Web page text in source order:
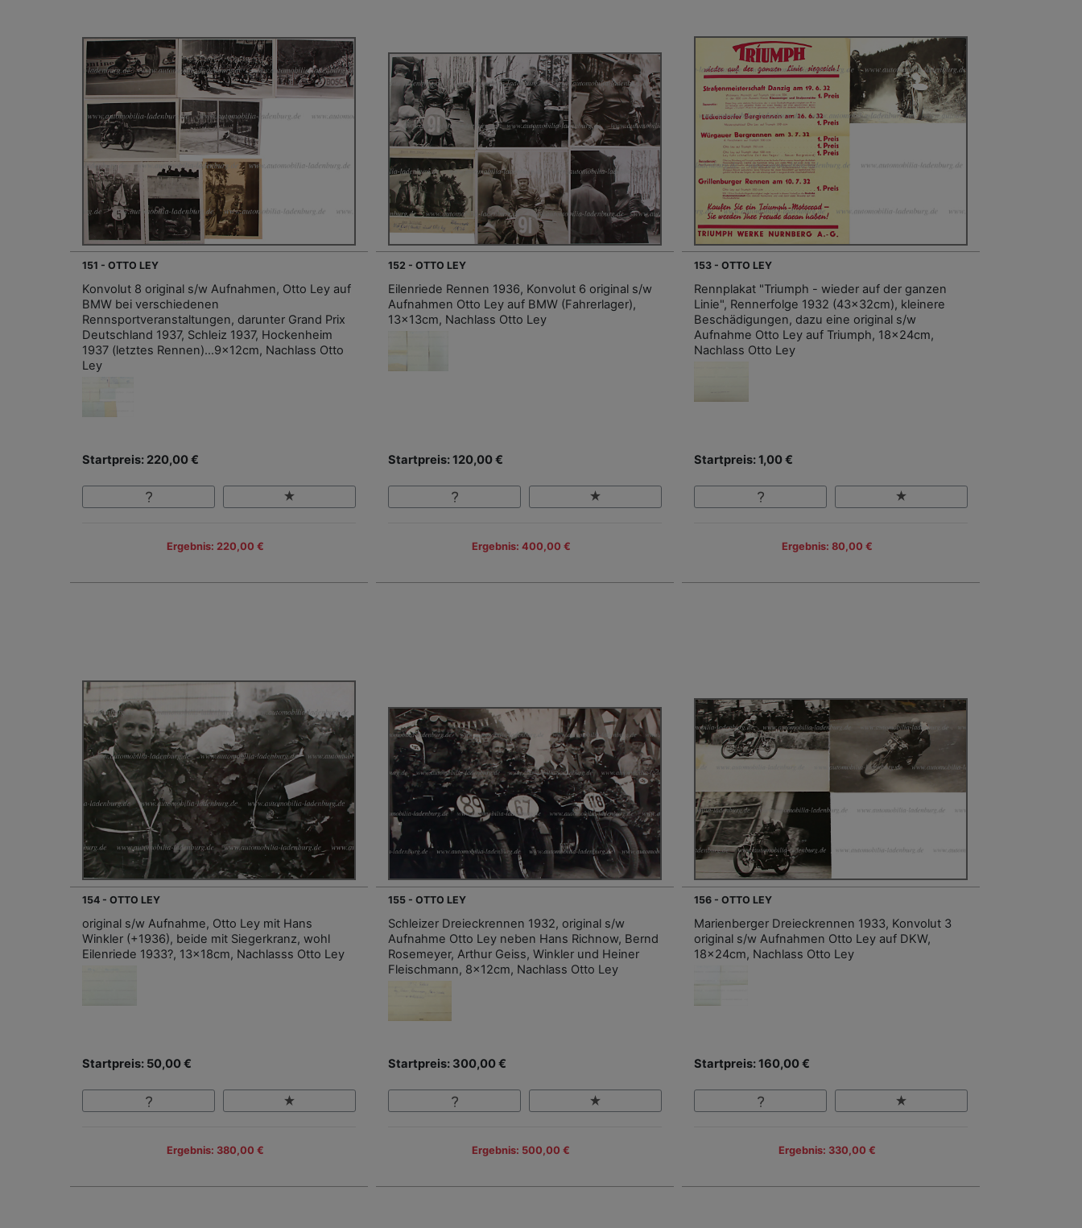
151 - OTTO LEY
Konvolut 8 original s/w Aufnahmen, Otto Ley auf
BMW bei verschiedenen
Rennsportveranstaltungen, darunter Grand Prix
Deutschland 1937, Schleiz 1937, Hockenheim
1937 (letztes Rennen)…9x12cm, Nachlass Otto
Ley
Startpreis: 220,00 €
Ergebnis: 220,00 €
152 - OTTO LEY
Eilenriede Rennen 1936, Konvolut 6 original s/w
Aufnahmen Otto Ley auf BMW (Fahrerlager),
13x13cm, Nachlass Otto Ley
Startpreis: 120,00 €
Ergebnis: 400,00 €
153 - OTTO LEY
Rennplakat "Triumph - wieder auf der ganzen
Linie", Rennerfolge 1932 (43x32cm), kleinere
Beschädigungen, dazu eine original s/w
Aufnahme Otto Ley auf Triumph, 18x24cm,
Nachlass Otto Ley
Startpreis: 1,00 €
Ergebnis: 80,00 €
154 - OTTO LEY
original s/w Aufnahme, Otto Ley mit Hans
Winkler (+1936), beide mit Siegerkranz, wohl
Eilenriede 1933?, 13x18cm, Nachlasss Otto Ley
Startpreis: 50,00 €
Ergebnis: 380,00 €
155 - OTTO LEY
Schleizer Dreieckrennen 1932, original s/w
Aufnahme Otto Ley neben Hans Richnow, Bernd
Rosemeyer, Arthur Geiss, Winkler und Heiner
Fleischmann, 8x12cm, Nachlass Otto Ley
Startpreis: 300,00 €
Ergebnis: 500,00 €
156 - OTTO LEY
Marienberger Dreieckrennen 1933, Konvolut 3
original s/w Aufnahmen Otto Ley auf DKW,
18x24cm, Nachlass Otto Ley
Startpreis: 160,00 €
Ergebnis: 330,00 €